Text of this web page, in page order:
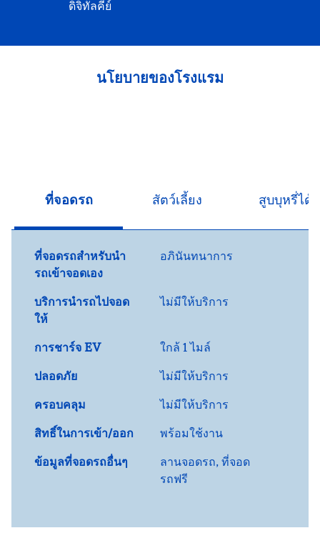
ดิจิทัลคีย์
นโยบายของโรงแรม
ที่จอดรถ สัตว์เลี้ยง สูบบุหรี่ได้
ที่จอดรถสำหรับนำ
รถเข้าจอดเอง
อภินันทนาการ
บริการนำรถไปจอด
ให้
ไม่มีให้บริการ
การชาร์จ EV
ใกล้ 1 ไมล์
ปลอดภัย
ไม่มีให้บริการ
ครอบคลุม
ไม่มีให้บริการ
สิทธิ์ในการเข้า/ออก
พร้อมใช้งาน
ข้อมูลที่จอดรถอื่นๆ
ลานจอดรถ, ที่จอด
รถฟรี